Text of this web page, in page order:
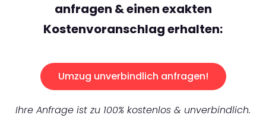
anfragen & einen exakten
Kostenvoranschlag erhalten:
Umzug unverbindlich anfragen!
Ihre Anfrage ist zu 100% kostenlos & unverbindlich.